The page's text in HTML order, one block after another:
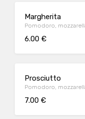
Margherita
Pomodoro,
6.00 €
Prosciutto
Pomodoro,
7.00 €